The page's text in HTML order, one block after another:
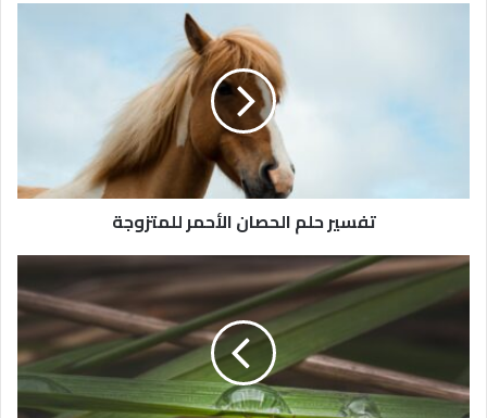
تفسير حلم الحصان الأحمر للمتزوجة